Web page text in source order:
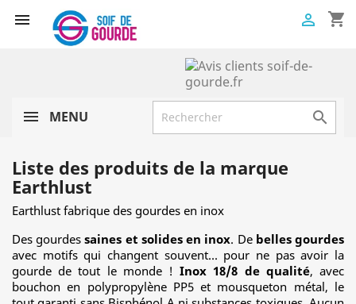
 shopping_cart

MENU 
Liste des produits de la marque
Earthlust
Earthlust fabrique des gourdes en inox
Des gourdes saines et solides en inox. De belles gourdes
avec motifs qui changent souvent... pour ne pas avoir la
gourde de tout le monde ! Inox 18/8 de qualité, avec
bouchon en polypropylène PP5 et mousqueton métal, le